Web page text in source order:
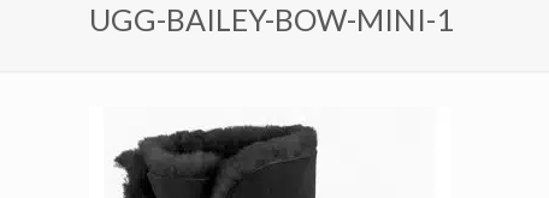
UGG-BAILEY-BOW-MINI-1